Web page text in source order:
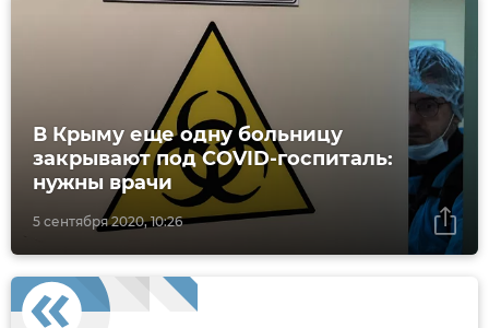
5 сентября 2020, 10:26
В Крыму еще одну больницу
закрывают под COVID-госпиталь:
нужны врачи